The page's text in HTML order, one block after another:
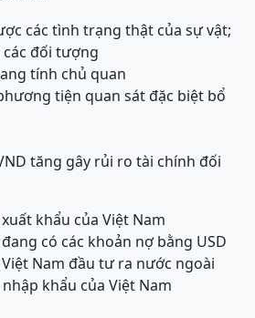
các tình trạng thật của sự vật;
các đối tượng
tính chủ quan
tiện quan sát đặc biệt bổ
tăng gây rủi ro tài chính đối
khẩu của Việt Nam
có các khoản nợ bằng USD
Nam đầu tư ra nước ngoài
khẩu của Việt Nam